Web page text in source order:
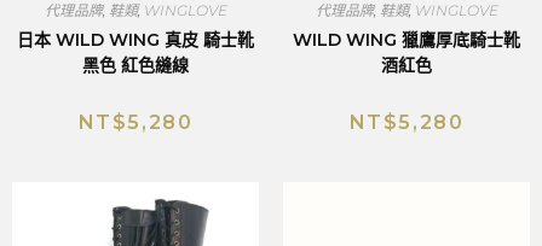
代理品牌, 鞋類, WINGLOVE
日本 WILD WING 真皮 騎士靴
黑色 紅色縫線
NT$5,280
代理品牌, 鞋類, WINGLOVE
WILD WING 獵鷹厚底騎士靴
酒紅色
NT$5,280